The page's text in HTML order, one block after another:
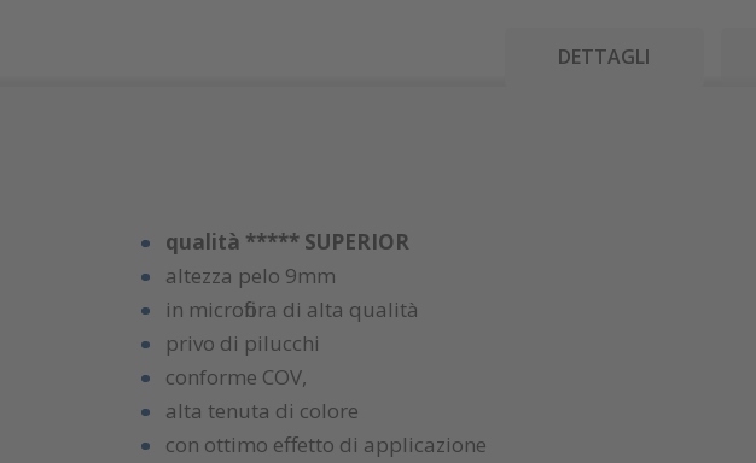
DETTAGLI
qualità ***** SUPERIOR
altezza pelo 9mm
in microfibra di alta qualità
privo di pilucchi
conforme COV,
alta tenuta di colore
con ottimo effetto di applicazione